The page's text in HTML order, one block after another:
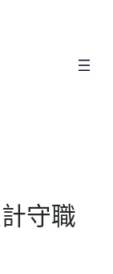
守職